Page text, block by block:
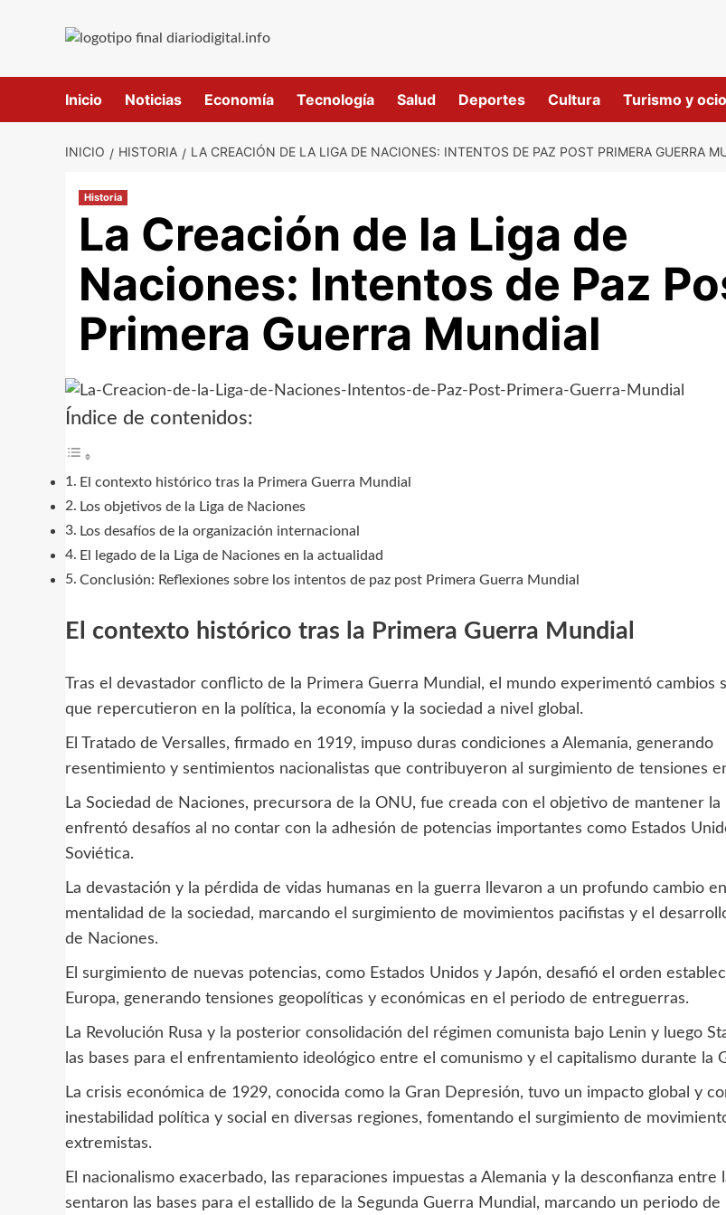
Inicio Noticias Economía Tecnología Salud Deportes Cultura Turismo y ocio
INICIO HISTORIA LA CREACIÓN DE LA LIGA DE NACIONES: INTENTOS DE PAZ POST PRIMERA GUERRA
Historia
La Creación de la Liga de
Naciones: Intentos de Paz
Primera Guerra Mundial
Índice de contenidos:
El contexto histórico tras la Primera Guerra Mundial
Los objetivos de la Liga de Naciones
Los desafíos de la organización internacional
El legado de la Liga de Naciones en la actualidad
Conclusión: Reflexiones sobre los intentos de paz post Primera Guerra Mundial
El contexto histórico tras la Primera Guerra Mundial
Tras el devastador conflicto de la Primera Guerra Mundial, el mundo experimentó cambios
que repercutieron en la política, la economía y la sociedad a nivel global.
El Tratado de Versalles, firmado en 1919, impuso duras condiciones a Alemania, generando
resentimiento y sentimientos nacionalistas que contribuyeron al surgimiento de tensiones
La Sociedad de Naciones, precursora de la ONU, fue creada con el objetivo de mantener la
enfrentó desafíos al no contar con la adhesión de potencias importantes como Estados
Soviética.
La devastación y la pérdida de vidas humanas en la guerra llevaron a un profundo cambio
mentalidad de la sociedad, marcando el surgimiento de movimientos pacifistas y el
de Naciones.
El surgimiento de nuevas potencias, como Estados Unidos y Japón, desafió el orden
Europa, generando tensiones geopolíticas y económicas en el periodo de entreguerras.
La Revolución Rusa y la posterior consolidación del régimen comunista bajo Lenin y luego
las bases para el enfrentamiento ideológico entre el comunismo y el capitalismo durante la
La crisis económica de 1929, conocida como la Gran Depresión, tuvo un impacto global y
inestabilidad política y social en diversas regiones, fomentando el surgimiento de
extremistas.
El nacionalismo exacerbado, las reparaciones impuestas a Alemania y la desconfianza entre
sentaron las bases para el estallido de la Segunda Guerra Mundial, marcando un periodo de